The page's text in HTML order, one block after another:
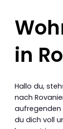
in
Hallo du,
nach
aufregenden
du dich voll